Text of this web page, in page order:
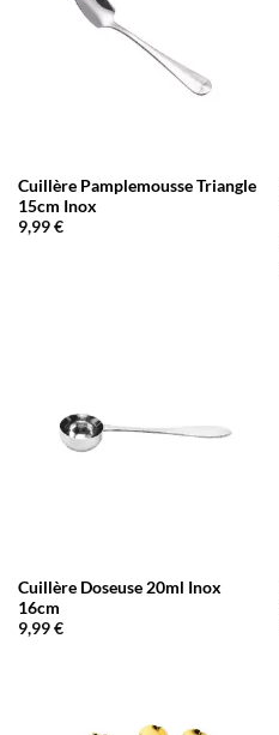
Cuillère Pamplemousse Triangle
15cm Inox
9,99€
Cuillère Doseuse 20ml Inox
16cm
9,99€